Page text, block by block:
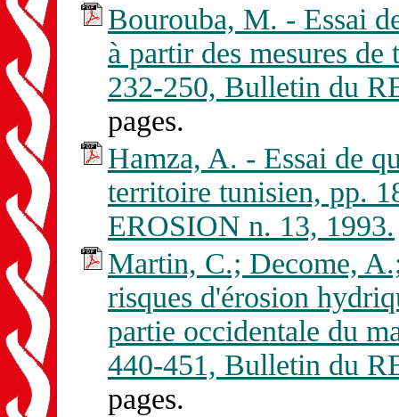
Bourouba, M. - Essai
à partir des mesures
232-250, Bulletin du
pages.
Hamza, A. - Essai de
territoire tunisien, pp.
EROSION n. 13, 1993.
Martin, C.; Decome,
risques d'érosion
partie occidentale du
440-451, Bulletin du
pages.